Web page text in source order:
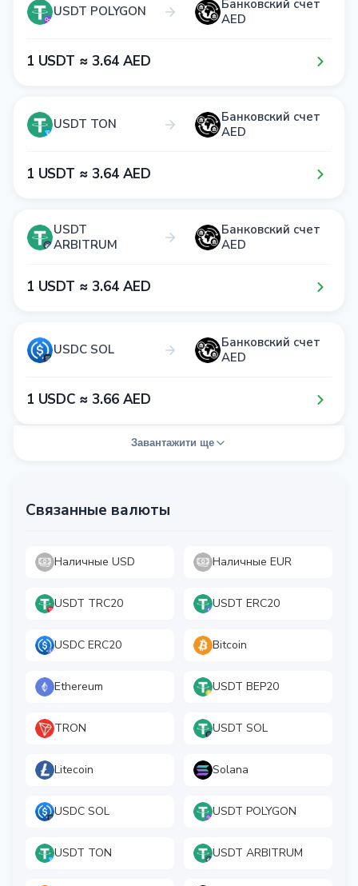
USDT POLYGON
Банковский счет
AED
1​ USDT ≈ 3​.6​4​ AED
USDT TON
Банковский счет
AED
1​ USDT ≈ 3​.6​4​ AED
USDT
ARBITRUM
Банковский счет
AED
1​ USDT ≈ 3​.6​4​ AED
USDC SOL
Банковский счет
AED
1​ USDC ≈ 3​.6​6​ AED
Завантажити ще
Связанные валюты
Наличные USD Наличные EUR
USDT TRC20 USDT ERC20
USDC ERC20 Bitcoin
Ethereum USDT BEP20
TRON USDT SOL
Litecoin Solana
USDC SOL USDT POLYGON
USDT TON USDT ARBITRUM